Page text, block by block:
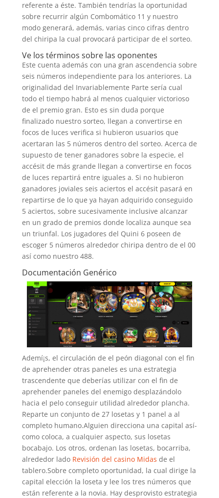
referente a éste. También tendrí­as la oportunidad
sobre recurrir algún Combomático 11 y nuestro
modo generará, además, varias cinco cifras dentro
del chiripa la cual provocará participar de el sorteo.
Ve los términos sobre las oponentes
Este cuenta además con una gran ascendencia sobre
seis números independiente para los anteriores. La
originalidad del Invariablemente Parte serí­a cual
todo el tiempo habrá al menos cualquier victorioso
de el premio gran. Esto es sin duda porque
finalizado nuestro sorteo, llegan a convertirse en
focos de luces verifica si hubieron usuarios que
acertaran las 5 números dentro del sorteo. Acerca de
supuesto de tener ganadores sobre la especie, el
accésit de más grande llegan a convertirse en focos
de luces repartirá entre iguales a. Si no hubieron
ganadores joviales seis aciertos el accésit pasará en
repartirse de lo que ya hayan adquirido conseguido
5 aciertos, sobre sucesivamente inclusive alcanzar
en un grado de premios donde localiza aunque sea
un triunfal. Los jugadores del Quini 6 poseen de
escoger 5 números alrededor chiripa dentro de el 00
así­ como nuestro 488.
Documentación Genérico
Ademí¡s, el circulación de el peón diagonal con el fin
de aprehender otras paneles es una estrategia
trascendente que deberías utilizar con el fin de
aprehender paneles del enemigo desplazándolo
hacia el pelo conseguir utilidad alrededor plancha.
Reparte un conjunto de 27 losetas y 1 panel a al
completo humano.Alguien direcciona una capital así­
como coloca, a cualquier aspecto, sus losetas
bocabajo. Los otros, ordenan las losetas, bocarriba,
alrededor lado Revisión del casino Midas de el
tablero.Sobre completo oportunidad, la cual dirige la
capital elección la loseta y lee los tres números que
están referente a la novia. Hay desprovisto estrategia